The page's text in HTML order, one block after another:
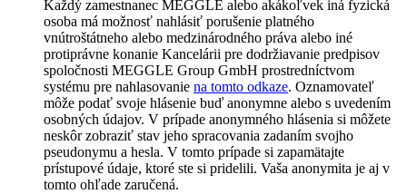
Každý zamestnanec MEGGLE alebo akákoľvek iná fyzická
osoba má možnosť nahlásiť porušenie platného
vnútroštátneho alebo medzinárodného práva alebo iné
protiprávne konanie Kancelárii pre dodržiavanie predpisov
spoločnosti MEGGLE Group GmbH prostredníctvom
systému pre nahlasovanie na tomto odkaze. Oznamovateľ
môže podať svoje hlásenie buď anonymne alebo s uvedením
osobných údajov. V prípade anonymného hlásenia si môžete
neskôr zobraziť stav jeho spracovania zadaním svojho
pseudonymu a hesla. V tomto prípade si zapamätajte
prístupové údaje, ktoré ste si pridelili. Vaša anonymita je aj v
tomto ohľade zaručená.